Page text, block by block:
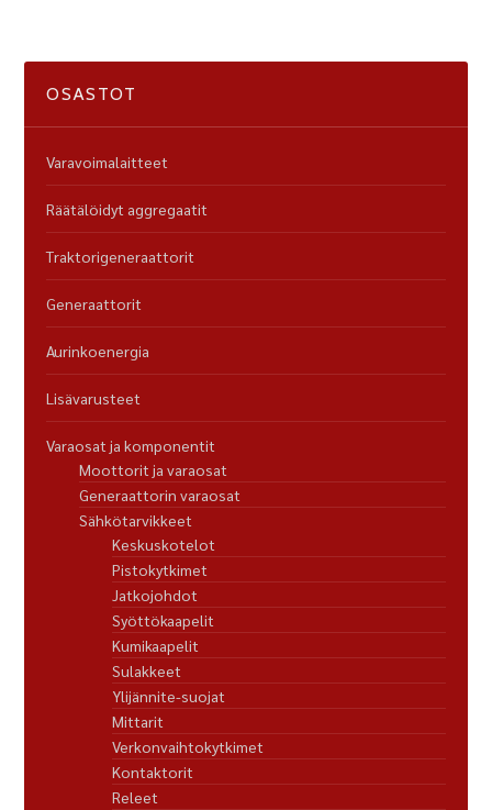
OSASTOT
Varavoimalaitteet
Räätälöidyt aggregaatit
Traktorigeneraattorit
Generaattorit
Aurinkoenergia
Lisävarusteet
Varaosat ja komponentit
Moottorit ja varaosat
Generaattorin varaosat
Sähkötarvikkeet
Keskuskotelot
Pistokytkimet
Jatkojohdot
Syöttökaapelit
Kumikaapelit
Sulakkeet
Ylijännite-suojat
Mittarit
Verkonvaihtokytkimet
Kontaktorit
Releet